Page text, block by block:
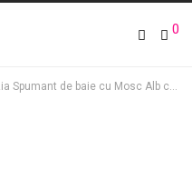
0
de baie cu Mosc Alb cu efect Antibacterian, 1000 ml